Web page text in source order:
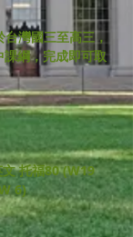
灣國三至高三，
課綱，完成即可取
托福80 (W19
6)